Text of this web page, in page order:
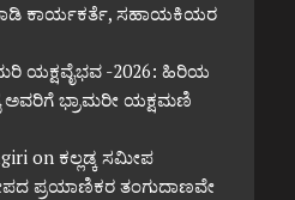
ಕಾರ್ಯಕರ್ತೆ, ಸಹಾಯಕಿಯರ
ಯಕ್ಷವೈಭವ -2026: ಹಿರಿಯ
ಅವರಿಗೆ ಭ್ರಾಮರೀ ಯಕ್ಷಮಣಿ
on ಕಲ್ಲಡ್ಕ ಸಮೀಪ
ಪ್ರಯಾಣಿಕರ ತಂಗುದಾಣವೇ